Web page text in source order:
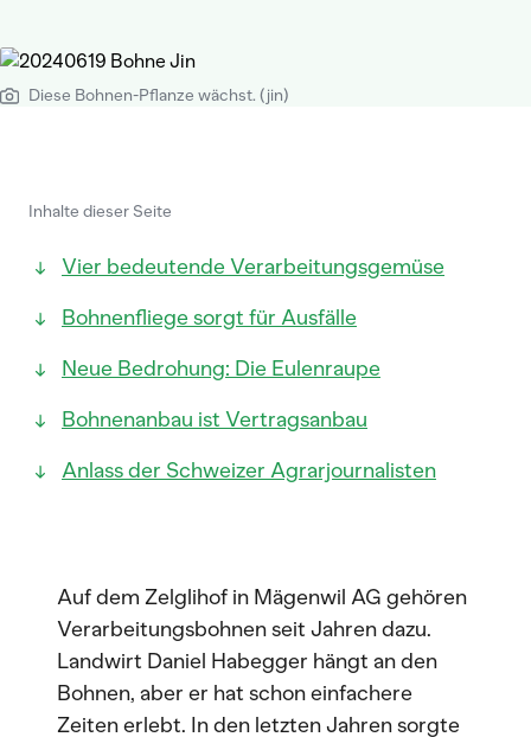
Diese Bohnen-Pflanze wächst. (jin)
Inhalte dieser Seite
Vier bedeutende Verarbeitungsgemüse
Bohnenfliege sorgt für Ausfälle
Neue Bedrohung: Die Eulenraupe
Bohnenanbau ist Vertragsanbau
Anlass der Schweizer Agrarjournalisten
Auf dem Zelglihof in Mägenwil AG gehören
Verarbeitungsbohnen seit Jahren dazu.
Landwirt Daniel Habegger hängt an den
Bohnen, aber er hat schon einfachere
Zeiten erlebt. In den letzten Jahren sorgte